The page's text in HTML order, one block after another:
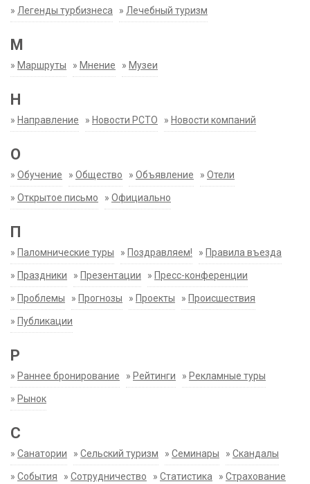
» Легенды турбизнеса » Лечебный туризм
М
» Маршруты » Мнение » Музеи
Н
» Направление » Новости РСТО » Новости компаний
О
» Обучение » Общество » Объявление » Отели
» Открытое письмо » Официально
П
» Паломнические туры » Поздравляем! » Правила въезда
» Праздники » Презентации » Пресс-конференции
» Проблемы » Прогнозы » Проекты » Происшествия
» Публикации
Р
» Раннее бронирование » Рейтинги » Рекламные туры
» Рынок
С
» Санатории » Сельский туризм » Семинары » Скандалы
» События » Сотрудничество » Статистика » Страхование